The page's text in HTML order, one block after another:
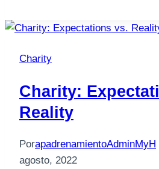
to
Charity
Charity:
Reality
PorapadrenamientoAdminMyH
agosto, 2022